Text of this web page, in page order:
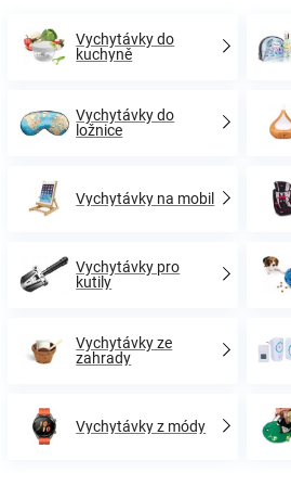
Vychytávky do
kuchyně
Vychytávky do
ložnice
Vychytávky na mobil
Vychytávky pro
kutily
Vychytávky ze
zahrady
Vychytávky z módy